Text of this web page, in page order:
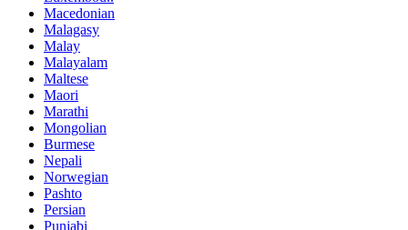
Macedonian
Malagasy
Malay
Malayalam
Maltese
Maori
Marathi
Mongolian
Burmese
Nepali
Norwegian
Pashto
Persian
Punjabi